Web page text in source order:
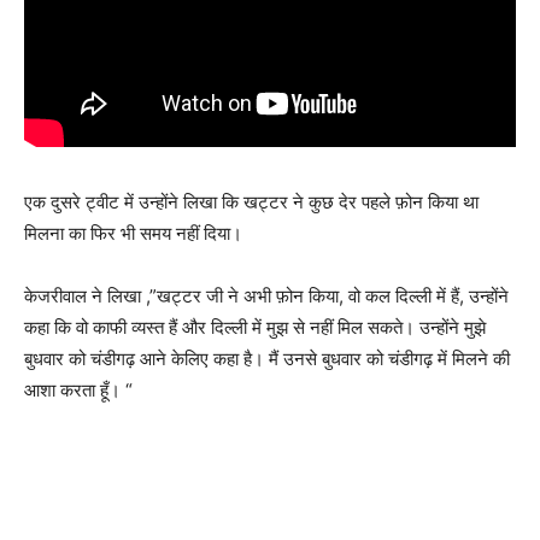
एक दुसरे ट्वीट में उन्होंने लिखा कि खट्टर ने कुछ देर पहले फ़ोन किया था
मिलना का फिर भी समय नहीं दिया।
केजरीवाल ने लिखा ,”खट्टर जी ने अभी फ़ोन किया, वो कल दिल्ली में हैं, उन्होंने
कहा कि वो काफी व्यस्त हैं और दिल्ली में मुझ से नहीं मिल सकते। उन्होंने मुझे
बुधवार को चंडीगढ़ आने केलिए कहा है। मैं उनसे बुधवार को चंडीगढ़ में मिलने की
आशा करता हूँ। “